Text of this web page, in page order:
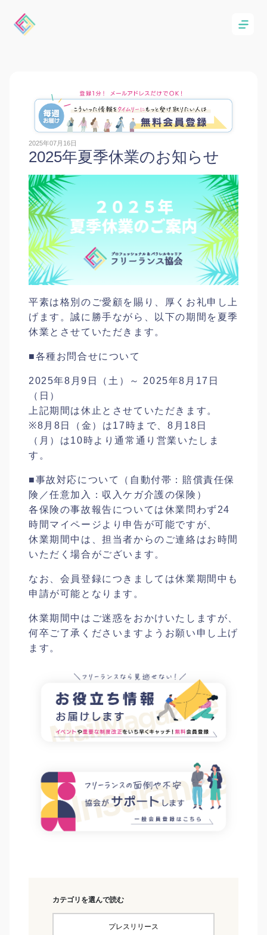
2025年07月16日
2025年夏季休業のお知らせ
平素は格別のご愛顧を賜り、厚くお礼申し上
げます。誠に勝手ながら、以下の期間を夏季
休業とさせていただきます。
■各種お問合せについて
2025年8月9日（土）～ 2025年8月17日
（日）
上記期間は休止とさせていただきます。
※8月8日（金）は17時まで、8月18日
（月）は10時より通常通り営業いたしま
す。
■事故対応について（自動付帯：賠償責任保
険／任意加入：収入ケガ介護の保険）
各保険の事故報告については休業問わず24
時間マイページより申告が可能ですが、
休業期間中は、担当者からのご連絡はお時間
いただく場合がございます。
なお、会員登録につきましては休業期間中も
申請が可能となります。
休業期間中はご迷惑をおかけいたしますが、
何卒ご了承くださいますようお願い申し上げ
ます。
カテゴリを選んで読む
プレスリリース